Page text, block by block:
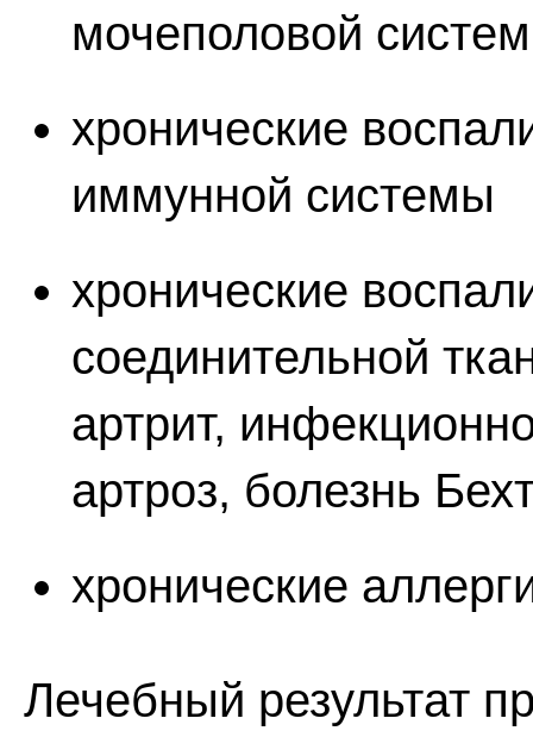
мочеполовой
хронические
иммунной системы
хронические
соединительной
артрит,
артроз, болезнь
хронические
Лечебный результат